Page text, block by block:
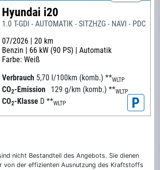
Hyundai i20
1.0 T-GDI - AUTOMATIK - SITZHZG - NAVI - PDC -
07/2026 | 20 km
Benzin | 66 kW (90 PS) | Automatik
Farbe: Weiß
Verbrauch 5,70 l/100km (komb.) **WLTP
CO2-Emission 129 g/km (komb.) **WLTP
CO2-Klasse D **WLTP P
nicht Bestandteil des Angebots. Sie dienen
von der effizienten Ausnutzung des Kraftstoffs